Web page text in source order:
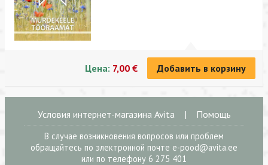
Цена: 7,00 € Добавить в корзину
Условия интернет-магазина Avita | Помощь
В случае возникновения вопросов или проблем
обращайтесь по электронной почте e-pood@avita.ee
или по телефону 6 275 401